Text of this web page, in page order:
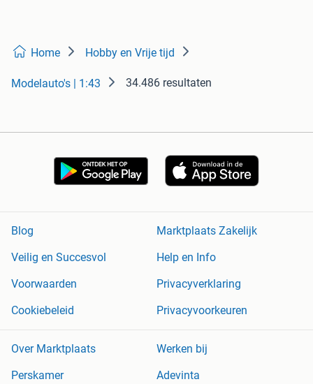
Home Hobby en Vrije tijd
Modelauto's | 1:43 34.486 resultaten
Blog
Marktplaats Zakelijk
Veilig en Succesvol
Help en Info
Voorwaarden
Privacyverklaring
Cookiebeleid
Privacyvoorkeuren
Over Marktplaats
Werken bij
Perskamer
Adevinta